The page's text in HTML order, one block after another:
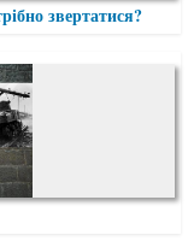
звертатися?